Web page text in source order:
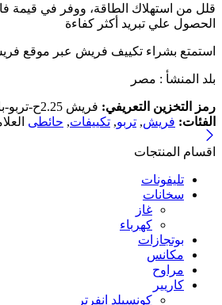
قلل من استهلاك الطاقة، ووفر في قيمة
الحصول علي تبريد أكثر كفاءة
استمتع بشراء تكييف فريش عبر موقع
بلد المنشأ : مصر
رمز التخزين التعريفي: فريش 2.25ح-تربو-بارد-فقط-بدون-بلازما-1
الفئات: فريش, تربو, تكييفات, حائطى
اقسام المنتجات
تليفونات
سخانات
غاز
كهرباء
بوتجازات
مكانس
مراوح
كاريير
كونسيلد انفرتر